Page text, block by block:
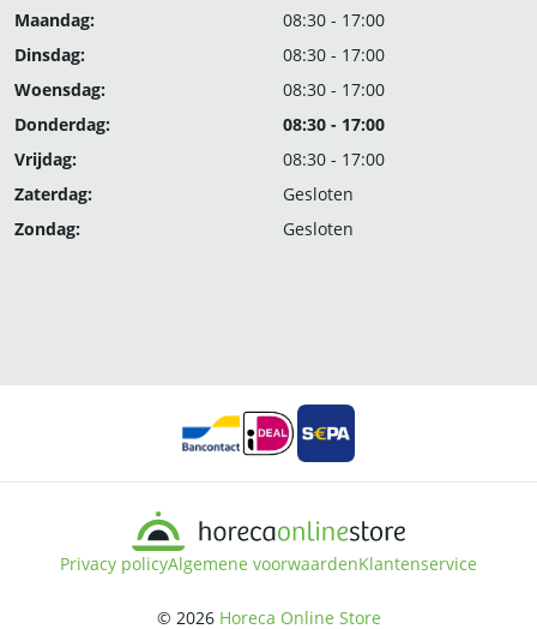
Maandag:
08:30 - 17:00
Dinsdag:
08:30 - 17:00
Woensdag:
08:30 - 17:00
Donderdag:
08:30 - 17:00
Vrijdag:
08:30 - 17:00
Zaterdag:
Gesloten
Zondag:
Gesloten
Privacy policyAlgemene voorwaardenKlantenservice
© 2026 Horeca Online Store